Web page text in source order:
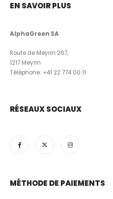
EN SAVOIR PLUS
AlphaGreen SA
Route de Meyrin 267,
1217 Meyrin
Téléphone: +41 22 774 00 11
RÉSEAUX SOCIAUX
MÉTHODE DE PAIEMENTS